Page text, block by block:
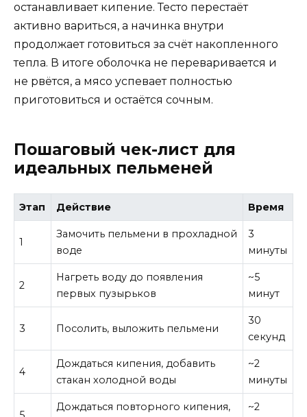
останавливает кипение. Тесто перестаёт
активно вариться, а начинка внутри
продолжает готовиться за счёт накопленного
тепла. В итоге оболочка не переваривается и
не рвётся, а мясо успевает полностью
приготовиться и остаётся сочным.
Пошаговый чек-лист для
идеальных пельменей
Этап Действие Время
1
Замочить пельмени в прохладной
воде
3
минуты
2
Нагреть воду до появления
первых пузырьков
~5
минут
3 Посолить, выложить пельмени
30
секунд
4
Дождаться кипения, добавить
стакан холодной воды
~2
минуты
Дождаться повторного кипения,
~2